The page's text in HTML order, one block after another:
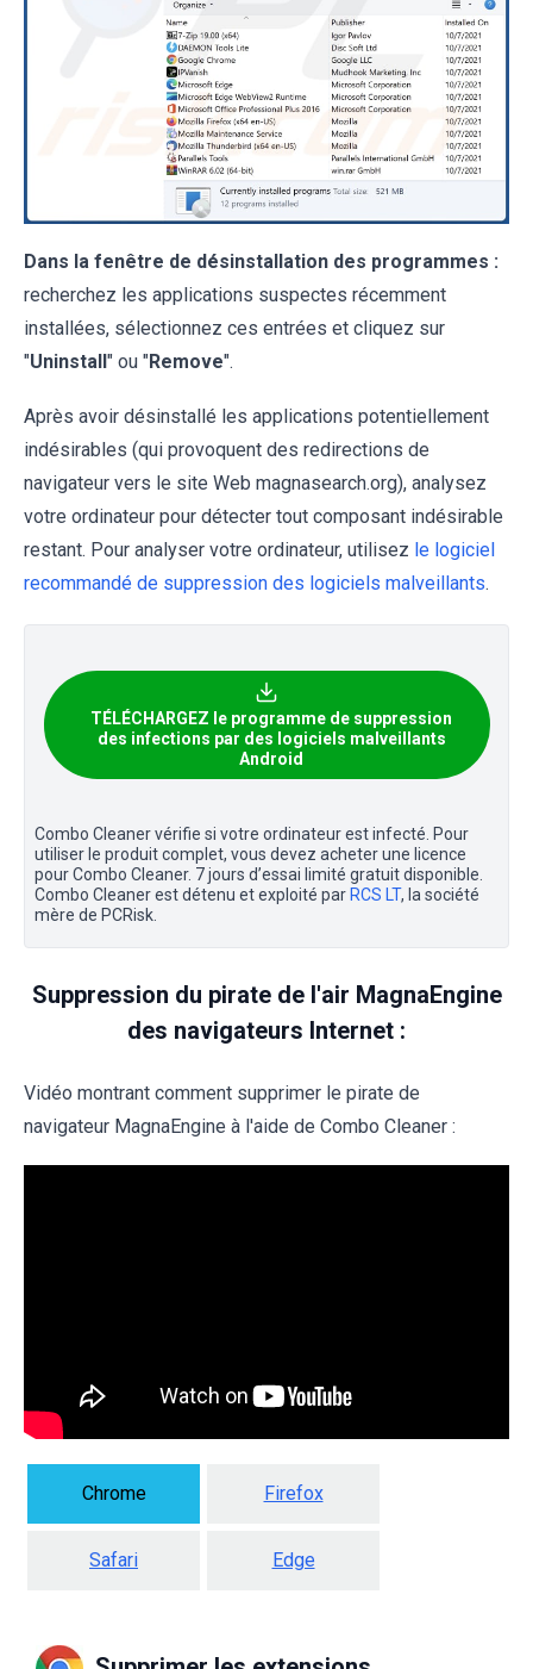
Dans la fenêtre de désinstallation des programmes :
recherchez les applications suspectes récemment
installées, sélectionnez ces entrées et cliquez sur
"Uninstall" ou "Remove".
Après avoir désinstallé les applications potentiellement
indésirables (qui provoquent des redirections de
navigateur vers le site Web magnasearch.org), analysez
votre ordinateur pour détecter tout composant indésirable
restant. Pour analyser votre ordinateur, utilisez le logiciel
recommandé de suppression des logiciels malveillants.
TÉLÉCHARGEZ le programme de suppression
des infections par des logiciels malveillants
Android
Combo Cleaner vérifie si votre ordinateur est infecté. Pour
utiliser le produit complet, vous devez acheter une licence
pour Combo Cleaner. 7 jours d’essai limité gratuit disponible.
Combo Cleaner est détenu et exploité par RCS LT, la société
mère de PCRisk.
Suppression du pirate de l'air MagnaEngine
des navigateurs Internet :
Vidéo montrant comment supprimer le pirate de
navigateur MagnaEngine à l'aide de Combo Cleaner :
Chrome Firefox
Safari Edge